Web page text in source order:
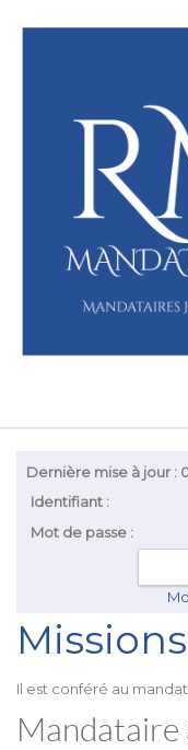
Dernière mise à jour :
Identifiant :
Mot de passe :
Missions
Il est conféré au
Mandataire